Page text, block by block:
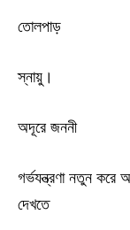
তোলপাড়
স্নায়ু।
অদূরে জননী
গর্ভযন্ত্রণা নতুন করে
দেখতে